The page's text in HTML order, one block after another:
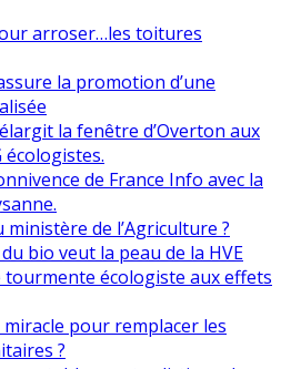
arroser…les toitures
la promotion d’une
la fenêtre d’Overton aux
écologistes.
de France Info avec la
de l’Agriculture ?
bio veut la peau de la HVE
tourmente écologiste aux effets
pour remplacer les
?